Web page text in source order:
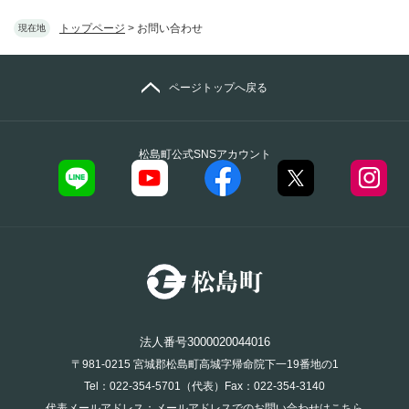
現在地 トップページ > お問い合わせ
松島町公式SNSアカウント
ページトップへ戻る
法人番号3000020044016
〒981-0215 宮城郡松島町高城字帰命院下一19番地の1
Tel：022-354-5701（代表）Fax：022-354-3140